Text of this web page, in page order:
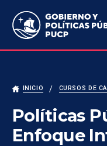
Escuela de Gobierno y
Políticas Públicas
INICIO CURSOS DE
Políticas
Enfoque